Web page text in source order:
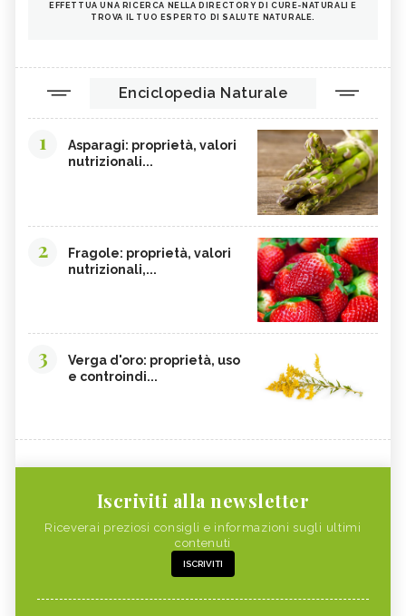
EFFETTUA UNA RICERCA NELLA DIRECTORY DI CURE-NATURALI E
TROVA IL TUO ESPERTO DI SALUTE NATURALE.
Enciclopedia Naturale
1
Asparagi: proprietà, valori
nutrizionali...
2
Fragole: proprietà, valori
nutrizionali,...
3
Verga d'oro: proprietà, uso
e controindi...
Iscriviti alla newsletter
Riceverai preziosi consigli e informazioni sugli ultimi
contenuti
ISCRIVITI